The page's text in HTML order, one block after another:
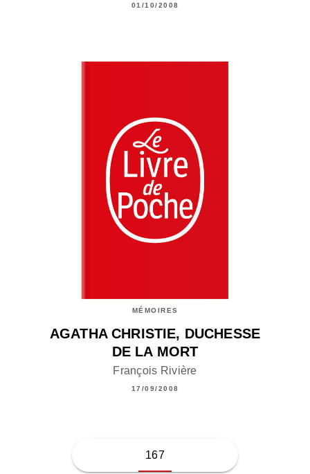
01/10/2008
MÉMOIRES
AGATHA CHRISTIE, DUCHESSE
DE LA MORT
François Rivière
17/09/2008
167